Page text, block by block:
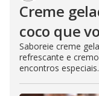
Creme
coco que
Saboreie creme
refrescante e
encontros